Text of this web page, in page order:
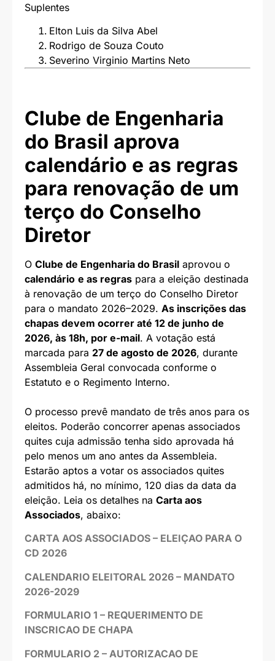
Suplentes
Elton Luis da Silva Abel
Rodrigo de Souza Couto
Severino Virginio Martins Neto
Clube de Engenharia
do Brasil aprova
calendário e as regras
para renovação de um
terço do Conselho
Diretor
O Clube de Engenharia do Brasil aprovou o
calendário e as regras para a eleição destinada
à renovação de um terço do Conselho Diretor
para o mandato 2026–2029. As inscrições das
chapas devem ocorrer até 12 de junho de
2026, às 18h, por e-mail. A votação está
marcada para 27 de agosto de 2026, durante
Assembleia Geral convocada conforme o
Estatuto e o Regimento Interno.
O processo prevê mandato de três anos para os
eleitos. Poderão concorrer apenas associados
quites cuja admissão tenha sido aprovada há
pelo menos um ano antes da Assembleia.
Estarão aptos a votar os associados quites
admitidos há, no mínimo, 120 dias da data da
eleição. Leia os detalhes na Carta aos
Associados, abaixo:
CARTA AOS ASSOCIADOS – ELEIÇAO PARA O
CD 2026
CALENDARIO ELEITORAL 2026 – MANDATO
2026-2029
FORMULARIO 1 – REQUERIMENTO DE
INSCRICAO DE CHAPA
FORMULARIO 2 – AUTORIZACAO DE